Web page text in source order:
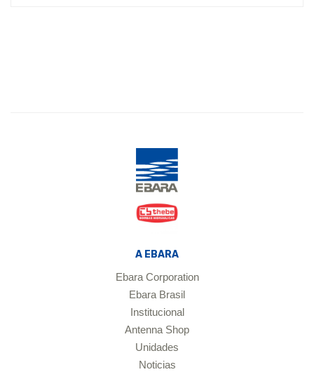
A EBARA
Ebara Corporation
Ebara Brasil
Institucional
Antenna Shop
Unidades
Noticias